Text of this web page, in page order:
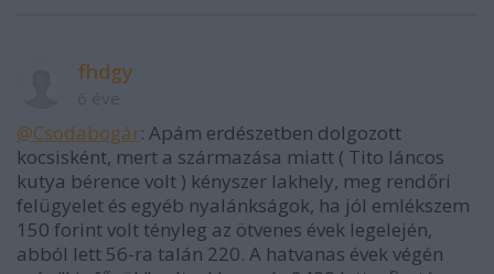
fhdgy
@Csodabogár: Apám erdészetben dolgozott
kocsisként, mert a származása miatt ( Tito láncos
kutya bérence volt ) kényszer lakhely, meg rendőri
felügyelet és egyéb nyalánkságok, ha jól emlékszem
150 forint volt tényleg az ötvenes évek legelején,
abból lett 56-ra talán 220. A hatvanas évek végén